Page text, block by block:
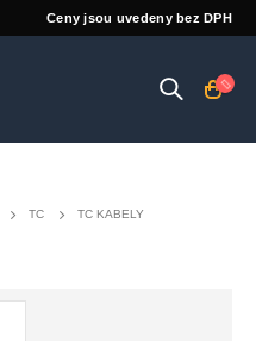
Ceny jsou uvedeny bez DPH
TC TC KABELY